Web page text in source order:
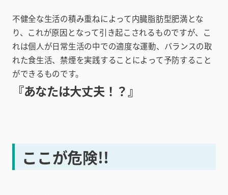
不健全な生活の積み重ねによって内臓脂肪型肥満とな
り、これが原因となって引き起こされるものですが、こ
れは個人が日常生活の中での適度な運動、バランスの取
れた食生活、禁煙を実践することによって予防すること
ができるものです。
『あなたは大丈夫！？』
ここが危険!!